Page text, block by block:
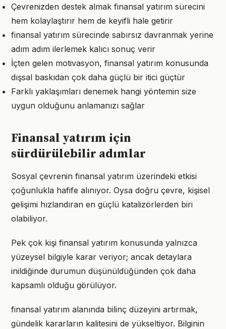
Çevrenizden destek almak finansal yatırım sürecini
hem kolaylaştırır hem de keyifli hale getirir
finansal yatırım sürecinde sabırsız davranmak yerine
adım adım ilerlemek kalıcı sonuç verir
İçten gelen motivasyon, finansal yatırım konusunda
dışsal baskıdan çok daha güçlü bir itici güçtür
Farklı yaklaşımları denemek hangi yöntemin size
uygun olduğunu anlamanızı sağlar
Finansal yatırım için
sürdürülebilir adımlar
Sosyal çevrenin finansal yatırım üzerindeki etkisi
çoğunlukla hafife alınıyor. Oysa doğru çevre, kişisel
gelişimi hızlandıran en güçlü katalizörlerden biri
olabiliyor.
Pek çok kişi finansal yatırım konusunda yalnızca
yüzeysel bilgiyle karar veriyor; ancak detaylara
inildiğinde durumun düşünüldüğünden çok daha
kapsamlı olduğu görülüyor.
finansal yatırım alanında bilinç düzeyini artırmak,
gündelik kararların kalitesini de yükseltiyor. Bilginin